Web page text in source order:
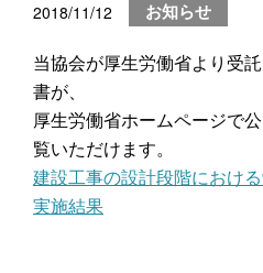
2018/11/12 お知らせ
当協会が厚生労働省より受
書が、
厚生労働省ホームページで
覧いただけます。
建設工事の設計段階におけ
実施結果